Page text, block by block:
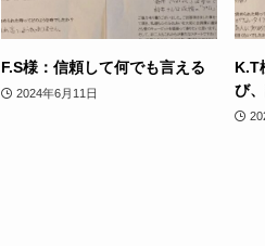
F.S様：信頼して何でも言える
2024年6月11日
K.T
び